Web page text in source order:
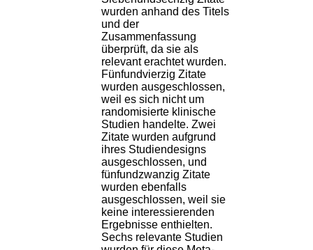
wurden anhand des Titels
und der
Zusammenfassung
überprüft, da sie als
relevant erachtet wurden.
Fünfundvierzig Zitate
wurden ausgeschlossen,
weil es sich nicht um
randomisierte klinische
Studien handelte. Zwei
Zitate wurden aufgrund
ihres Studiendesigns
ausgeschlossen, und
fünfundzwanzig Zitate
wurden ebenfalls
ausgeschlossen, weil sie
keine interessierenden
Ergebnisse enthielten.
Sechs relevante Studien